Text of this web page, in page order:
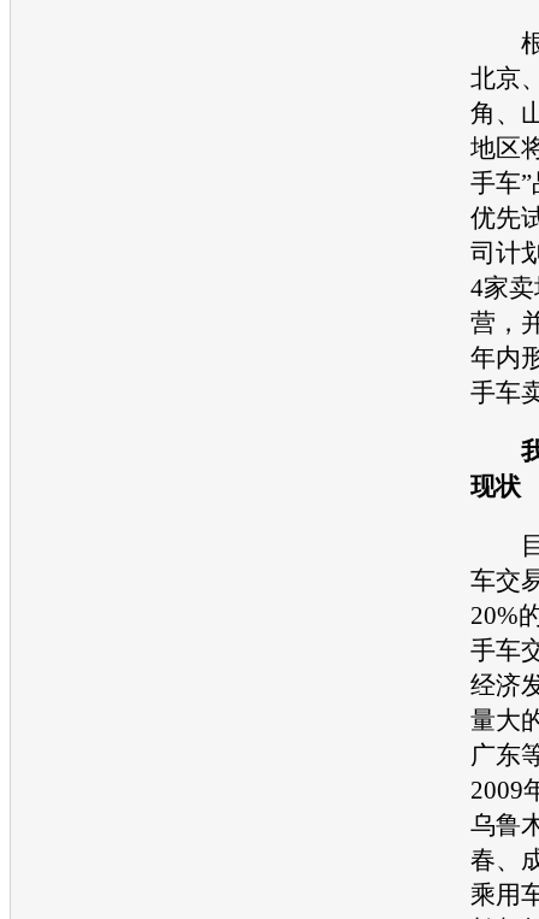
根
北京
角、
地区
手车
优先
司计
4家
营，
年内
手车
现状
目
车交
20%
手车
经济
量大
广东
2009
乌鲁
春、
乘用